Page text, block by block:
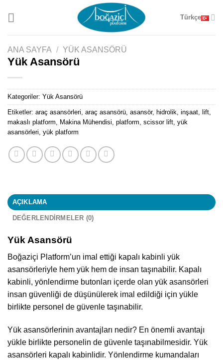
Türkçe
ANA SAYFA / YÜK ASANSÖRÜ
Yük Asansörü
Kategoriler: Yük Asansörü
Etiketler: araç asansörleri araç asansörü asansör, hidrolik inşaat lift
makaslı platform
Makina Mühendisi platform scissor lift yük
asansörleri yük platform
AÇIKLAMA
DEĞERLENDIRMELER (0)
Yük Asansörü
Boğaziçi Platform’un imal ettiği kapalı kabinli yük
asansörleriyle hem yük hem de insan taşınabilir. Kapalı
kabinli, yönlendirme butonları içerde olan yük asansörleri
insan güvenliği de düşünülerek imal edildiği için yükle
birlikte personel de güvenle taşınabilir.
Yük asansörlerinin avantajları nedir? En önemli avantajı
yükle birlikte personelin de güvenle taşınabilmesidir. Yük
asansörleri kapalı kabinlidir. Yönlendirme kumandaları